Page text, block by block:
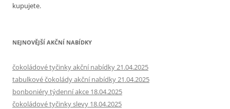
kupujete.
NEJNOVĚJŠÍ AKČNÍ NABÍDKY
čokoládové tyčinky akční nabídky 21.04.2025
tabulkové čokolády akční nabídky 21.04.2025
bonboniéry týdenní akce 18.04.2025
čokoládové tyčinky slevy 18.04.2025